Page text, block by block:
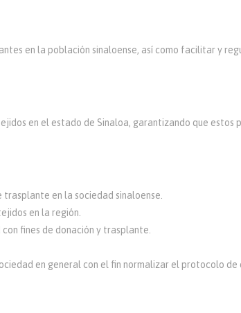
en la población sinaloense, así como facilitar y
en el estado de Sinaloa, garantizando que estos
en la sociedad sinaloense.
en la región.
fines de donación y trasplante.
en general con el fin normalizar el protocolo de